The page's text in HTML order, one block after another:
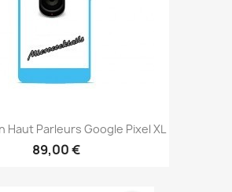
Haut Parleurs Google Pixel XL
89,00 €